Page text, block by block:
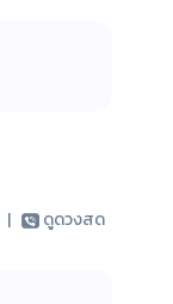
| ดูดวงสด